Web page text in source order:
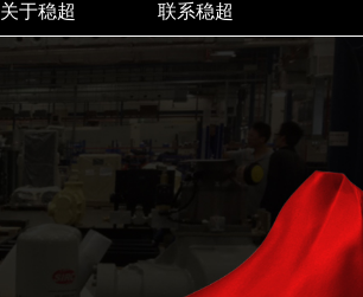
关于稳超 联系稳超